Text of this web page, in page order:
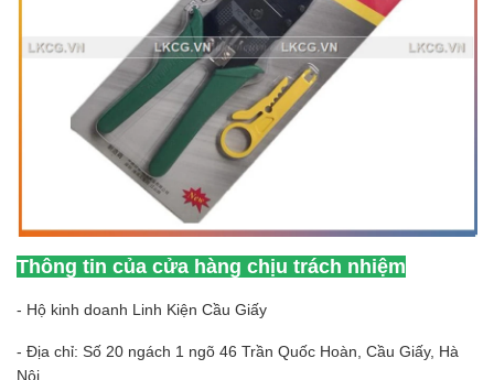
Thông tin của cửa hàng chịu trách nhiệm
- Hộ kinh doanh Linh Kiện Cầu Giấy
- Địa chỉ: Số 20 ngách 1 ngõ 46 Trần Quốc Hoàn, Cầu Giấy, Hà
Nội